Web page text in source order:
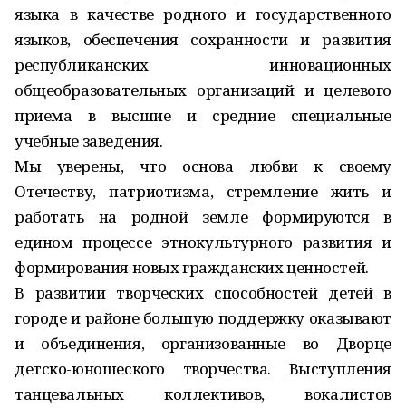
языка в качестве родного и государственного
языков, обеспечения сохранности и развития
республиканских инновационных
общеобразовательных организаций и целевого
приема в высшие и средние специальные
учебные заведения.
Мы уверены, что основа любви к своему
Отечеству, патриотизма, стремление жить и
работать на родной земле формируются в
едином процессе этнокультурного развития и
формирования новых гражданских ценностей.
В развитии творческих способностей детей в
городе и районе большую поддержку оказывают
и объединения, организованные во Дворце
детско-юношеского творчества. Выступления
танцевальных коллективов, вокалистов